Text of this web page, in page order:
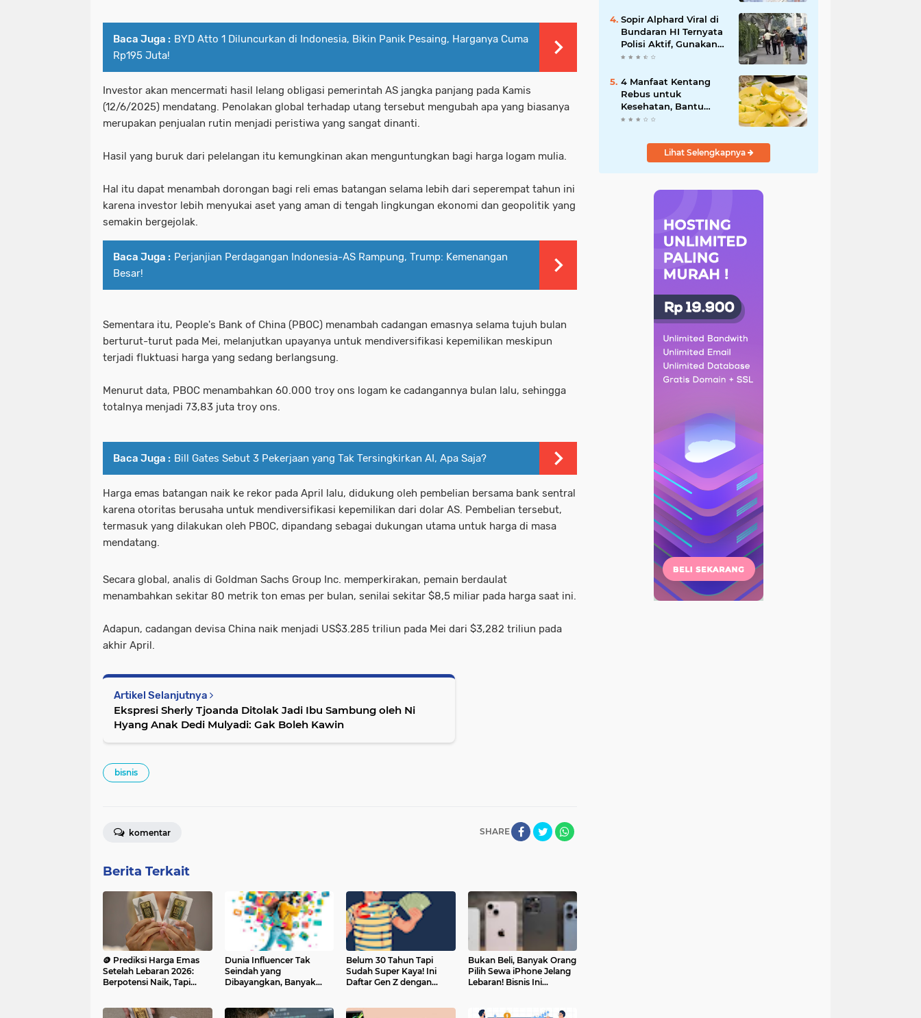
Baca Juga : BYD Atto 1 Diluncurkan di Indonesia, Bikin Panik Pesaing, Harganya Cuma
Rp195 Juta!
Investor akan mencermati hasil lelang obligasi pemerintah AS jangka panjang pada Kamis
(12/6/2025) mendatang. Penolakan global terhadap utang tersebut mengubah apa yang biasanya
merupakan penjualan rutin menjadi peristiwa yang sangat dinanti.
Hasil yang buruk dari pelelangan itu kemungkinan akan menguntungkan bagi harga logam mulia.
Hal itu dapat menambah dorongan bagi reli emas batangan selama lebih dari seperempat tahun ini
karena investor lebih menyukai aset yang aman di tengah lingkungan ekonomi dan geopolitik yang
semakin bergejolak.
Baca Juga : Perjanjian Perdagangan Indonesia-AS Rampung, Trump: Kemenangan
Besar!
Sementara itu, People's Bank of China (PBOC) menambah cadangan emasnya selama tujuh bulan
berturut-turut pada Mei, melanjutkan upayanya untuk mendiversifikasi kepemilikan meskipun
terjadi fluktuasi harga yang sedang berlangsung.
Menurut data, PBOC menambahkan 60.000 troy ons logam ke cadangannya bulan lalu, sehingga
totalnya menjadi 73,83 juta troy ons.
Baca Juga : Bill Gates Sebut 3 Pekerjaan yang Tak Tersingkirkan AI, Apa Saja?
Harga emas batangan naik ke rekor pada April lalu, didukung oleh pembelian bersama bank sentral
karena otoritas berusaha untuk mendiversifikasi kepemilikan dari dolar AS. Pembelian tersebut,
termasuk yang dilakukan oleh PBOC, dipandang sebagai dukungan utama untuk harga di masa
mendatang.
Secara global, analis di Goldman Sachs Group Inc. memperkirakan, pemain berdaulat
menambahkan sekitar 80 metrik ton emas per bulan, senilai sekitar $8,5 miliar pada harga saat ini.
Adapun, cadangan devisa China naik menjadi US$3.285 triliun pada Mei dari $3,282 triliun pada
akhir April.
Artikel Selanjutnya
Ekspresi Sherly Tjoanda Ditolak Jadi Ibu Sambung oleh Ni
Hyang Anak Dedi Mulyadi: Gak Boleh Kawin
bisnis
SHARE
komentar
Berita Terkait
🪙 Prediksi Harga Emas
Setelah Lebaran 2026:
Berpotensi Naik, Tapi
Dunia Influencer Tak
Seindah yang
Dibayangkan, Banyak
Belum 30 Tahun Tapi
Sudah Super Kaya! Ini
Daftar Gen Z dengan
Bukan Beli, Banyak Orang
Pilih Sewa iPhone Jelang
Lebaran! Bisnis Ini
Puncaki Top Skor
Sopir Alphard Viral di
Bundaran HI Ternyata
Polisi Aktif, Gunakan
Pelat Palsu dan Kena
4 Manfaat Kentang
Rebus untuk
Kesehatan, Bantu
Turunkan Berat Badan
Pencernaan
Lihat Selengkapnya